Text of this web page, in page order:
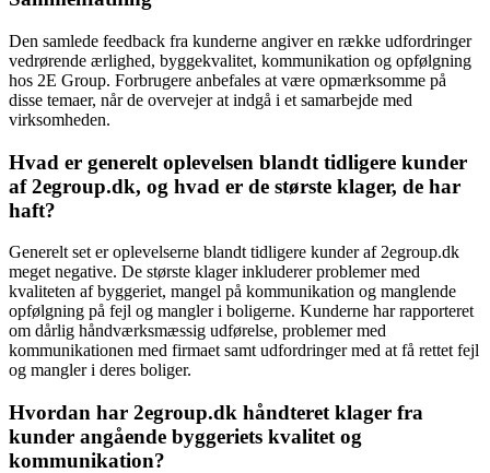
Den samlede feedback fra kunderne angiver en række udfordringer
vedrørende ærlighed, byggekvalitet, kommunikation og opfølgning
hos 2E Group. Forbrugere anbefales at være opmærksomme på
disse temaer, når de overvejer at indgå i et samarbejde med
virksomheden.
Hvad er generelt oplevelsen blandt tidligere kunder
af 2egroup.dk, og hvad er de største klager, de har
haft?
Generelt set er oplevelserne blandt tidligere kunder af 2egroup.dk
meget negative. De største klager inkluderer problemer med
kvaliteten af byggeriet, mangel på kommunikation og manglende
opfølgning på fejl og mangler i boligerne. Kunderne har rapporteret
om dårlig håndværksmæssig udførelse, problemer med
kommunikationen med firmaet samt udfordringer med at få rettet fejl
og mangler i deres boliger.
Hvordan har 2egroup.dk håndteret klager fra
kunder angående byggeriets kvalitet og
kommunikation?